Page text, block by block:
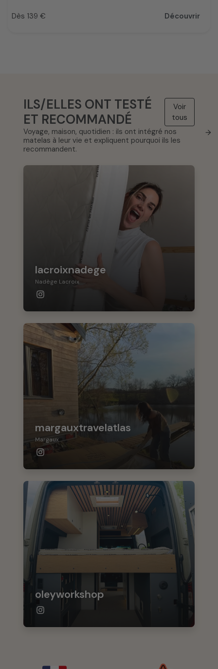
Prix
Dès 139 € Découvrir
ILS/ELLES ONT TESTÉ
ET RECOMMANDÉ
Voir
tous
→
Voyage, maison, quotidien : ils ont intégré nos
matelas à leur vie et expliquent pourquoi ils les
recommandent.
lacroixnadege
Nadège Lacroix
margauxtravelatlas
Margaux
oleyworkshop